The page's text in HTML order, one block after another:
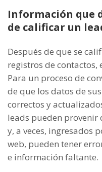
Información que
de calificar un
Después de que se
registros de
Para un proceso de
de que los datos de
correctos y
leads pueden provenir
y, a veces, ingresados
web, pueden tener
e información faltante.